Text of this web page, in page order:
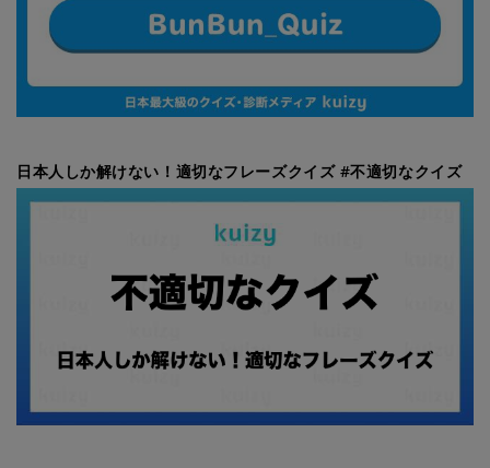
日本人しか解けない！適切なフレーズクイズ #不適切なクイズ